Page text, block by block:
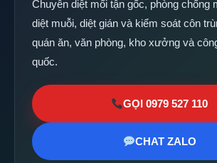
Chuyên diệt mối tận gốc, phòng chống
diệt muỗi, diệt gián và kiểm soát côn
quán ăn, văn phòng, kho xưởng và
quốc.
GỌI 0979 527 110
CHAT ZALO